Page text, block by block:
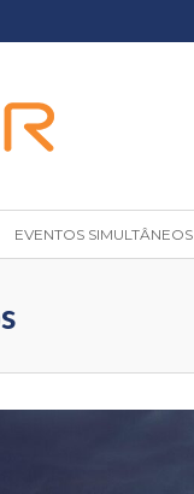
EVENTOS SIMULTÂNEOS